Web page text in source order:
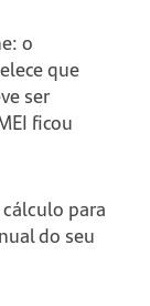
o
que
ser
ficou
para
do seu